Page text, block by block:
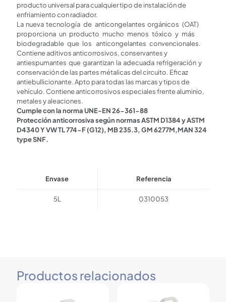
producto universal para cualquier tipo de instalación de
enfriamiento con radiador.
La nueva tecnología de anticongelantes orgánicos (OAT)
proporciona un producto mucho menos tóxico y más
biodegradable que los anticongelantes convencionales.
Contiene aditivos anticorrosivos, conservantes y
antiespumantes que garantizan la adecuada refrigeración y
conservación de las partes métalicas del circuito. Eficaz
antiebullicionante. Apto para todas las marcas y tipos de
vehículo. Contiene anticorrosivos especiales frente aluminio,
metales y aleaciones.
Cumple con la norma UNE-EN 26-361-88
Protección anticorrosiva según normas ASTM D1384 y ASTM
D4340 Y VW TL 774-F (G12), MB 235.3, GM 6277M,MAN 324
type SNF.
Envase Referencia
5L 0310053
Productos relacionados